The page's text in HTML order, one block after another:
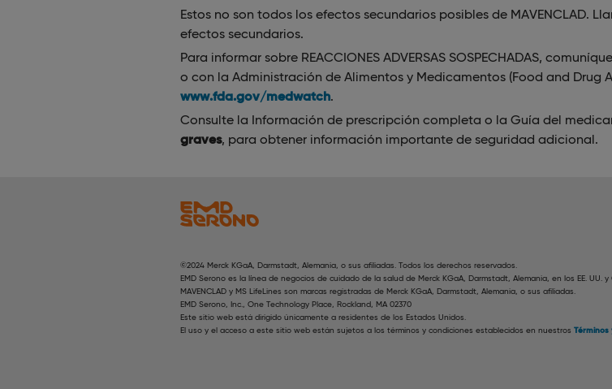
Estos no son todos los efectos secundarios posibles de MAVENCLAD.
efectos secundarios.
Para informar sobre REACCIONES ADVERSAS SOSPECHADAS,
o con la Administración de Alimentos y Medicamentos (Food and Drug
www.fda.gov/medwatch.
Consulte la Información de prescripción completa o la Guía del
graves, para obtener información importante de seguridad adicional.
©2024 Merck KGaA, Darmstadt, Alemania, o sus afiliadas. Todos los derechos reservados.
EMD Serono es la línea de negocios de cuidado de la salud de Merck KGaA, Darmstadt, Alemania, en los EE. UU. y
MAVENCLAD y MS LifeLines son marcas registradas de Merck KGaA, Darmstadt, Alemania, o sus afiliadas.
EMD Serono, Inc., One Technology Place, Rockland, MA 02370
Este sitio web está dirigido únicamente a residentes de los Estados Unidos.
El uso y el acceso a este sitio web están sujetos a los términos y condiciones establecidos en nuestros Términos